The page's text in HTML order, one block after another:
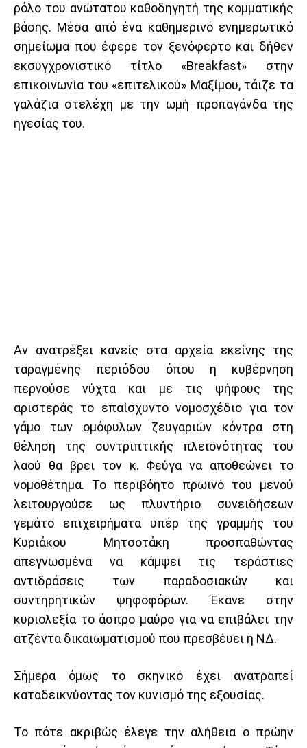
ρόλο του ανώτατου καθοδηγητή της κομματικής
βάσης. Μέσα από ένα καθημερινό ενημερωτικό
σημείωμα που έφερε τον ξενόφερτο και δήθεν
εκσυγχρονιστικό τίτλο «Breakfast» στην
επικοινωνία του «επιτελικού» Μαξίμου, τάιζε τα
γαλάζια στελέχη με την ωμή προπαγάνδα της
ηγεσίας του.
Αν ανατρέξει κανείς στα αρχεία εκείνης της
ταραγμένης περιόδου όπου η κυβέρνηση
περνούσε νύχτα και με τις ψήφους της
αριστεράς το επαίσχυντο νομοσχέδιο για τον
γάμο των ομόφυλων ζευγαριών κόντρα στη
θέληση της συντριπτικής πλειονότητας του
λαού θα βρει τον κ. Φεύγα να αποθεώνει το
νομοθέτημα. Το περιβόητο πρωινό του μενού
λειτουργούσε ως πλυντήριο συνειδήσεων
γεμάτο επιχειρήματα υπέρ της γραμμής του
Κυριάκου Μητσοτάκη προσπαθώντας
απεγνωσμένα να κάμψει τις τεράστιες
αντιδράσεις των παραδοσιακών και
συντηρητικών ψηφοφόρων. Έκανε στην
κυριολεξία το άσπρο μαύρο για να επιβάλει την
ατζέντα δικαιωματισμού που πρεσβέυει η ΝΔ.
Σήμερα όμως το σκηνικό έχει ανατραπεί
καταδεικνύοντας τον κυνισμό της εξουσίας.
Το πότε ακριβώς έλεγε την αλήθεια ο πρώην